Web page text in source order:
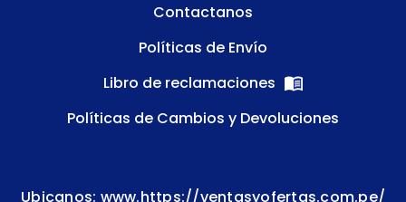
Contactanos
Políticas de Envío
Libro de reclamaciones
Políticas de Cambios y Devoluciones
Ubicanos: www.https://ventasyofertas.com.pe/